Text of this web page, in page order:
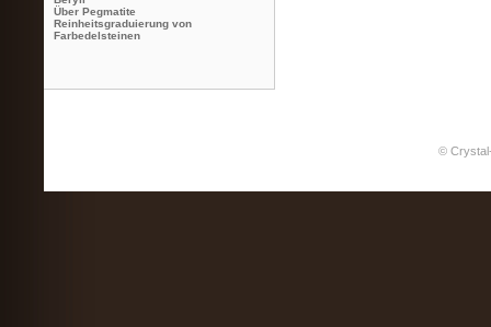
Über Pegmatite
Reinheitsgraduierung von
Farbedelsteinen
©